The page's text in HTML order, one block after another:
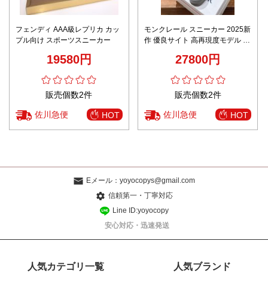
フェンディ AAA級レプリカ カッ
プル向け スポーツスニーカー
19580円
販売個数2件
佐川急便 HOT
モンクレール スニーカー 2025新
作 優良サイト 高再現度モデル グ
製 快適な履き心地 発送保証付き
27800円
販売個数2件
佐川急便 HOT
Eメール： yoyocopys@gmail.com
信頼第一・丁寧対応
Line ID:yoyocopy
安心対応・迅速発送
人気カテゴリ一覧 人気ブランド